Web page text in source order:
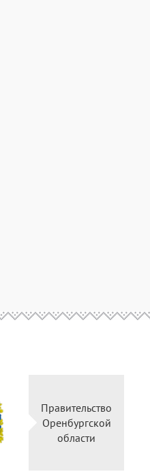
Правительство
Оренбургской
области